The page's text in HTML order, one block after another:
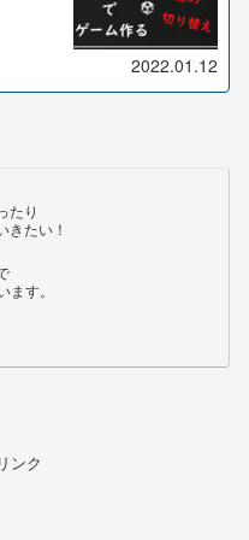
2022.01.12
たり
きたい！
す。
ンク